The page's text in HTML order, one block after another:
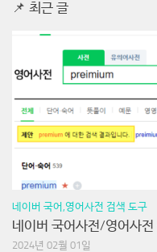
📌 최근 글
네이버 국어,영어사전 검색 도구
네이버 국어사전/영어사
2024년 02월 01일